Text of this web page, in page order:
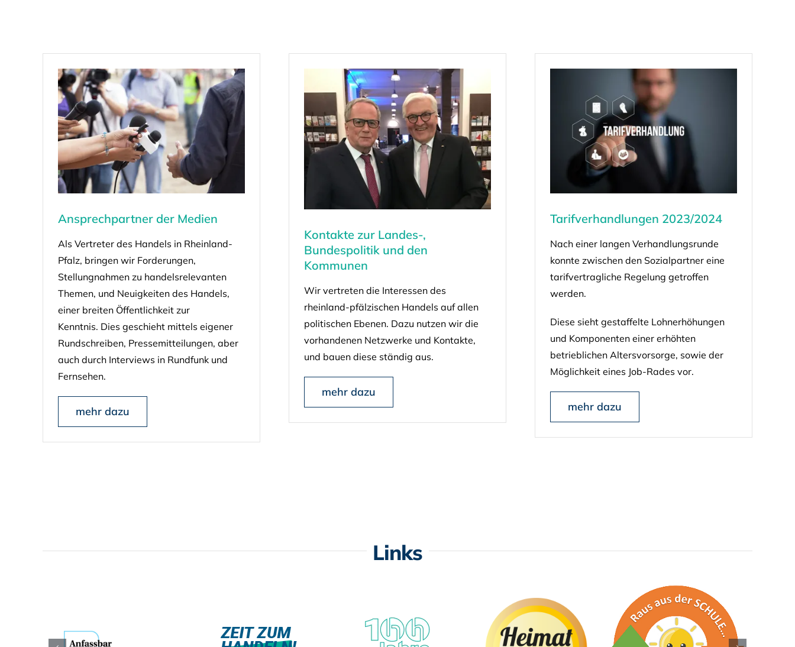
Ansprechpartner der Medien
Als Vertreter des Handels in Rheinland-
Pfalz, bringen wir Forderungen,
Stellungnahmen zu handelsrelevanten
Themen, und Neuigkeiten des Handels,
einer breiten Öffentlichkeit zur
Kenntnis. Dies geschieht mittels eigener
Rundschreiben, Pressemitteilungen, aber
auch durch Interviews in Rundfunk und
Fernsehen.
mehr dazu
Kontakte zur Landes-,
Bundespolitik und den
Kommunen
Wir vertreten die Interessen des
rheinland-pfälzischen Handels auf allen
politischen Ebenen. Dazu nutzen wir die
vorhandenen Netzwerke und Kontakte,
und bauen diese ständig aus.
mehr dazu
Tarifverhandlungen 2023/2024
Nach einer langen Verhandlungsrunde
konnte zwischen den Sozialpartner eine
tarifvertragliche Regelung getroffen
werden.
Diese sieht gestaffelte Lohnerhöhungen
und Komponenten einer erhöhten
betrieblichen Altersvorsorge, sowie der
Möglichkeit eines Job-Rades vor.
mehr dazu
Links